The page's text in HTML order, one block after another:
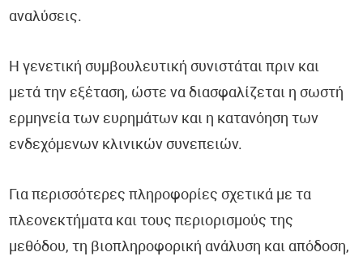
αναλύσεις.
Η γενετική συμβουλευτική συνιστάται πριν και
μετά την εξέταση, ώστε να διασφαλίζεται η σωστή
ερμηνεία των ευρημάτων και η κατανόηση των
ενδεχόμενων κλινικών συνεπειών.
Για περισσότερες πληροφορίες σχετικά με τα
πλεονεκτήματα και τους περιορισμούς της
μεθόδου, τη βιοπληροφορική ανάλυση και απόδοση,